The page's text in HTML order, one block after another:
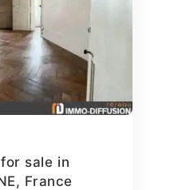
sale in
France